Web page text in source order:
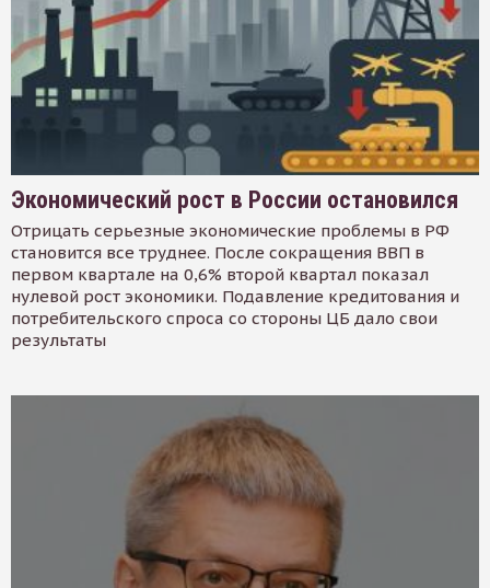
Экономический рост в России остановился
Отрицать серьезные экономические проблемы в РФ
становится все труднее. После сокращения ВВП в
первом квартале на 0,6% второй квартал показал
нулевой рост экономики. Подавление кредитования и
потребительского спроса со стороны ЦБ дало свои
результаты